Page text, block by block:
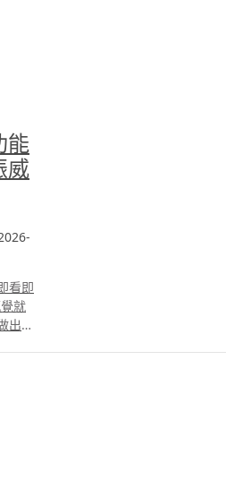
知
或
測、
的
能
威
看即
就
出
AI